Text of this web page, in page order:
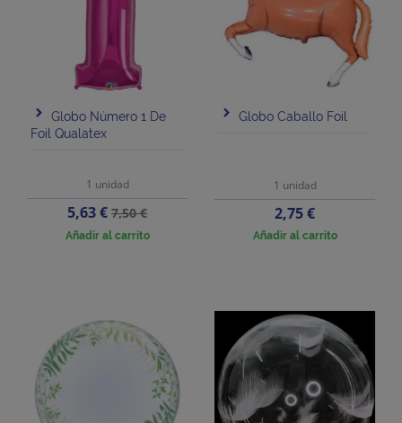
Globo Número 1 De
Foil Qualatex
1 unidad
Precio
5,63 €Precio
base
7,50 €
Añadir al carrito
Globo Caballo Foil
1 unidad
Precio
2,75 €
Añadir al carrito